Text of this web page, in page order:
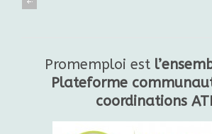
Promemploi est
Plateforme
coordinations